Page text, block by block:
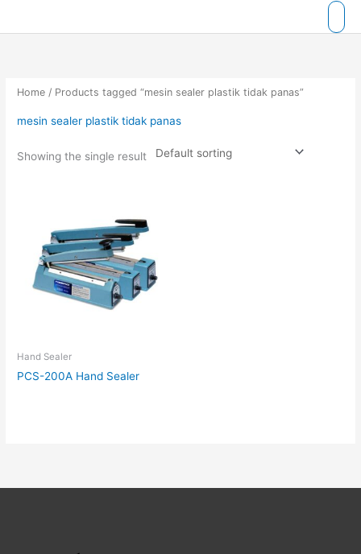
Home / Products tagged “mesin sealer plastik tidak panas”
mesin sealer plastik tidak panas
Showing the single result
Hand Sealer
PCS-200A Hand Sealer